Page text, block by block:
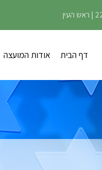
דף הבית אודות המועצה